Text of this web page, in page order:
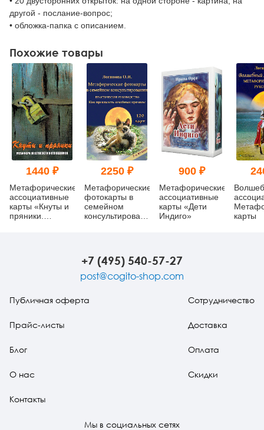
другой - послание-вопрос;
• обложка-папка с описанием.
Похожие товары
1440 ₽
Метафорические
ассоциативные
карты «Кнуты и
пряники.
2250 ₽
Метафорические
фотокарты в
семейном
консультировании.
кризисы
900 ₽
Метафорические
ассоциативные
карты «Дети
Индиго»
карты
+7 (495) 540-57-27
post@cogito-shop.com
Публичная оферта
Прайс-листы
Блог
О нас
Контакты
Сотрудничество
Доставка
Оплата
Скидки
Мы в социальных сетях